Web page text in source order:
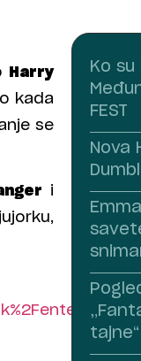
Harry
kada
se
i
Ko
FEST
Nova
tajne“